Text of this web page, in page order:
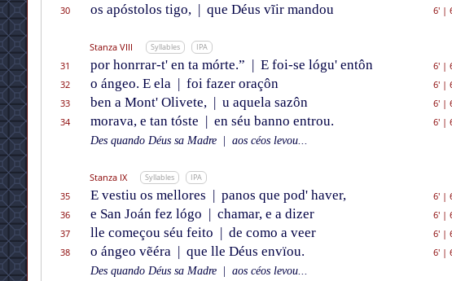
30
os apóstolos tigo, | que Déus vĩir mandou 6'|
Stanza VIII Syllables IPA
31 por honrrar-t' en ta mórte.” | E foi-se lógu' entôn 6'|
32
o ángeo. E ela | foi fazer oraçôn 6'|
33
ben a Mont' Olivete, | u aquela sazôn 6'|
34
morava, e tan tóste | en séu banno entrou. 6'|
Des quando Déus sa Madre
aos céos levou...
Stanza IX Syllables IPA
35 E vestiu os mellores | panos que pod' haver, 6'|
36
e San Joán fez lógo | chamar, e a dizer 6'|
37
lle começou séu feito | de como a veer 6'|
38
o ángeo vẽéra | que lle Déus envïou. 6'|
Des quando Déus sa Madre
aos céos levou...